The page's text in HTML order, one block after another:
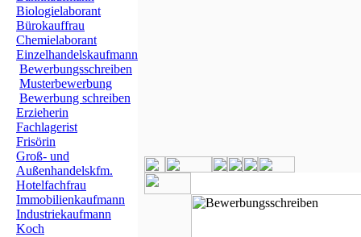
Biologielaborant
Bürokauffrau
Chemielaborant
Einzelhandelskaufmann
Bewerbungsschreiben
Musterbewerbung
Bewerbung schreiben
Erzieherin
Fachlagerist
Frisörin
Groß- und
Außenhandelskfm.
Hotelfachfrau
Immobilienkaufmann
Industriekaufmann
Koch